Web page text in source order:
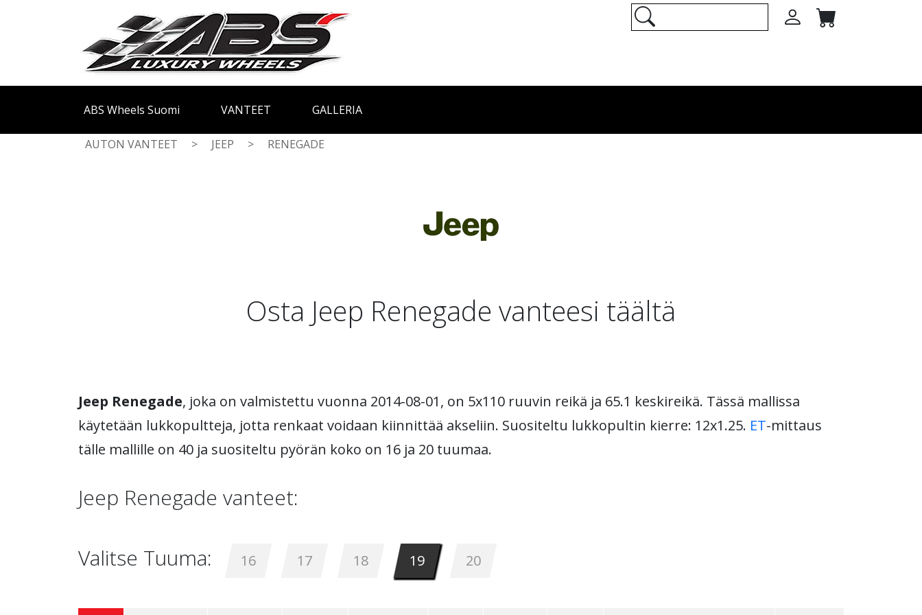
ABS Wheels Suomi VANTEET GALLERIA
AUTON VANTEET > JEEP > RENEGADE
Osta Jeep Renegade vanteesi täältä
Jeep Renegade, joka on valmistettu vuonna 2014-08-01, on 5x110 ruuvin reikä ja 65.1 keskireikä. Tässä mallissa
käytetään lukkopultteja, jotta renkaat voidaan kiinnittää akseliin. Suositeltu lukkopultin kierre: 12x1.25. ET-mittaus
tälle mallille on 40 ja suositeltu pyörän koko on 16 ja 20 tuumaa.
Jeep Renegade vanteet:
Valitse Tuuma: 16 17 18 19 20